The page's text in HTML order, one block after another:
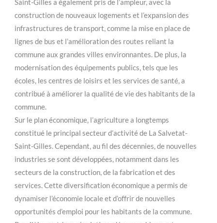
Saint-Gilles a également pris de l’ampleur, avec la
construction de nouveaux logements et l’expansion des
infrastructures de transport, comme la mise en place de
lignes de bus et l’amélioration des routes reliant la
commune aux grandes villes environnantes. De plus, la
modernisation des équipements publics, tels que les
écoles, les centres de loisirs et les services de santé, a
contribué à améliorer la qualité de vie des habitants de la
commune.
Sur le plan économique, l’agriculture a longtemps
constitué le principal secteur d’activité de La Salvetat-
Saint-Gilles. Cependant, au fil des décennies, de nouvelles
industries se sont développées, notamment dans les
secteurs de la construction, de la fabrication et des
services. Cette diversification économique a permis de
dynamiser l’économie locale et d’offrir de nouvelles
opportunités d’emploi pour les habitants de la commune.